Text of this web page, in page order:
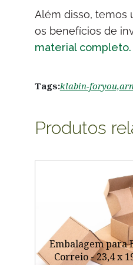
Além disso, temos
os benefícios de
material completo.
Tags:klabin-foryou,
Produtos
Embalagem para
Correio - 23,4 x